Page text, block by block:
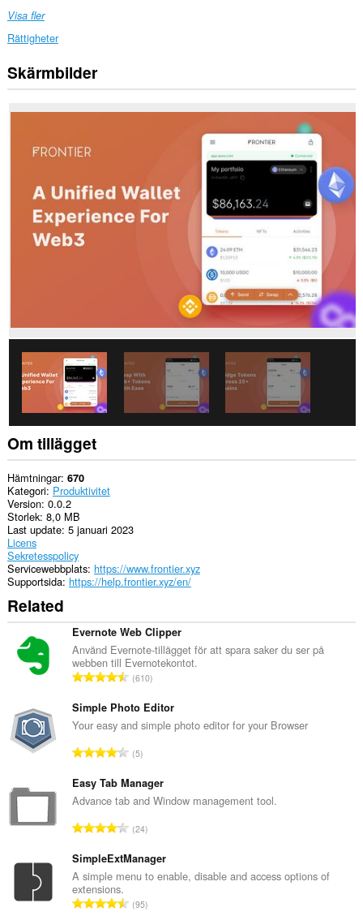
Visa fler
Rättigheter
Tillägget
kan
tillgång
Tillägget
tillgång
This
can
write
data
clipboard.
This
extension
can
create
rich
notifications
and
display
them
to
you
the
system
Tillägget
dina
flikar
och
This
extension
can
unlimited
amount
client-
Skärmbilder
Om tillägget
Hämtningar 670
Kategori Produktivitet
Version 0.0.2
Storlek 8,0 MB
Last update 5 januari 2023
Licens
Sekretesspolicy
Servicewebbplats https://www.frontier.xyz
Supportsida https://help.frontier.xyz/en/
Related
Evernote Web Clipper
Använd Evernote-tillägget för att spara saker du ser på
webben till Evernotekontot.
T
t
a
t
n
t
a
b
e
y
610
Simple Photo Editor
Your easy and simple photo editor for your Browser
T
t
a
t
n
t
a
5
Easy Tab Manager
Advance tab and Window management tool.
T
t
a
t
24
SimpleExtManager
A simple menu to enable, disable and access options of
extensions.
T95